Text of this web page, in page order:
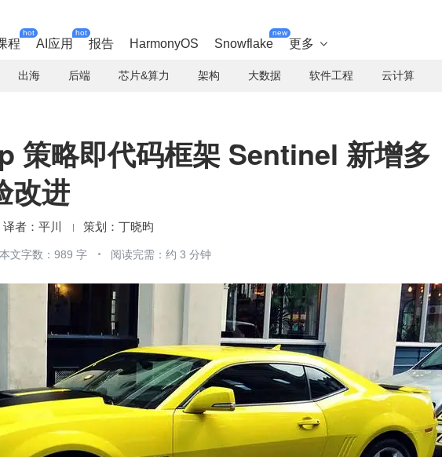
程
hot
AI应用
hot
报告 HarmonyOS Snowflake
new
更多 
出海 后端 芯片&算力 架构 大数据 软件工程 云计算
策略即代码框架 Sentinel 新增多
改进
平川 丁晓昀
本文字数：989 字 阅读完需：约 3 分钟